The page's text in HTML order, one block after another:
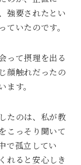
強要されたとい
いたのです。
って摂理を出る
顔触れだったの
す。
たのは、私が教
こっそり聞いて
で孤立してい
れると安心しき